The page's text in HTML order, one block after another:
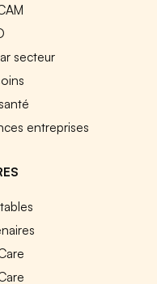
secteur
entreprises